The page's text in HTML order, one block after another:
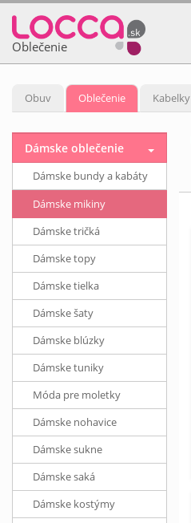
Oblečenie
Obuv Oblečenie Kabelky
Dámske oblečenie
Dámske bundy a kabáty
Dámske mikiny
Dámske tričká
Dámske topy
Dámske tielka
Dámske šaty
Dámske blúzky
Dámske tuniky
Móda pre moletky
Dámske nohavice
Dámske sukne
Dámske saká
Dámske kostýmy